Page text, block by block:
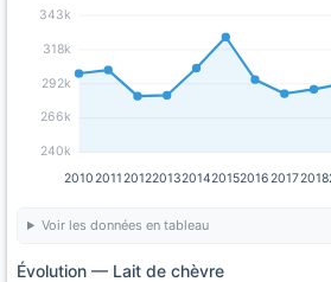
240k
266k
292k
318k
343k
201020112012201320142015201620172018
Voir les données en tableau
Évolution — Lait de chèvre